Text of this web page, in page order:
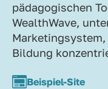
pädagogischen
WealthWave,
Bildung
Beispiel-Site